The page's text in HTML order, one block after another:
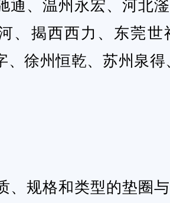
通、温州永宏、河北
、揭西西力、东莞
、徐州恒乾、苏州泉
、规格和类型的垫圈